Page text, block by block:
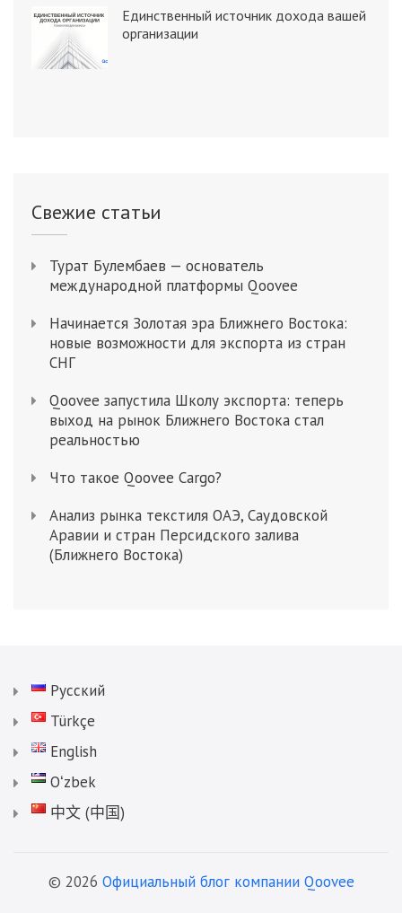
Единственный источник дохода вашей
организации
Свежие статьи
Турат Булембаев — основатель
международной платформы Qoovee
Начинается Золотая эра Ближнего Востока:
новые возможности для экспорта из стран
СНГ
Qoovee запустила Школу экспорта: теперь
выход на рынок Ближнего Востока стал
реальностью
Что такое Qoovee Cargo?
Анализ рынка текстиля ОАЭ, Саудовской
Аравии и стран Персидского залива
(Ближнего Востока)
Русский
Türkçe
English
Oʻzbek
中文 (中国)
© 2026 Официальный блог компании Qoovee